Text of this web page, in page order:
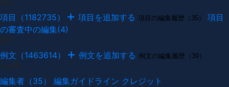
項目（1182735） 項目を追加する 項目の編集履歴（35）
項目
の審査中の編集(4)
例文（1463614） 例文を追加する 例文の編集履歴（39）
編集者（35） 編集ガイドライン クレジット